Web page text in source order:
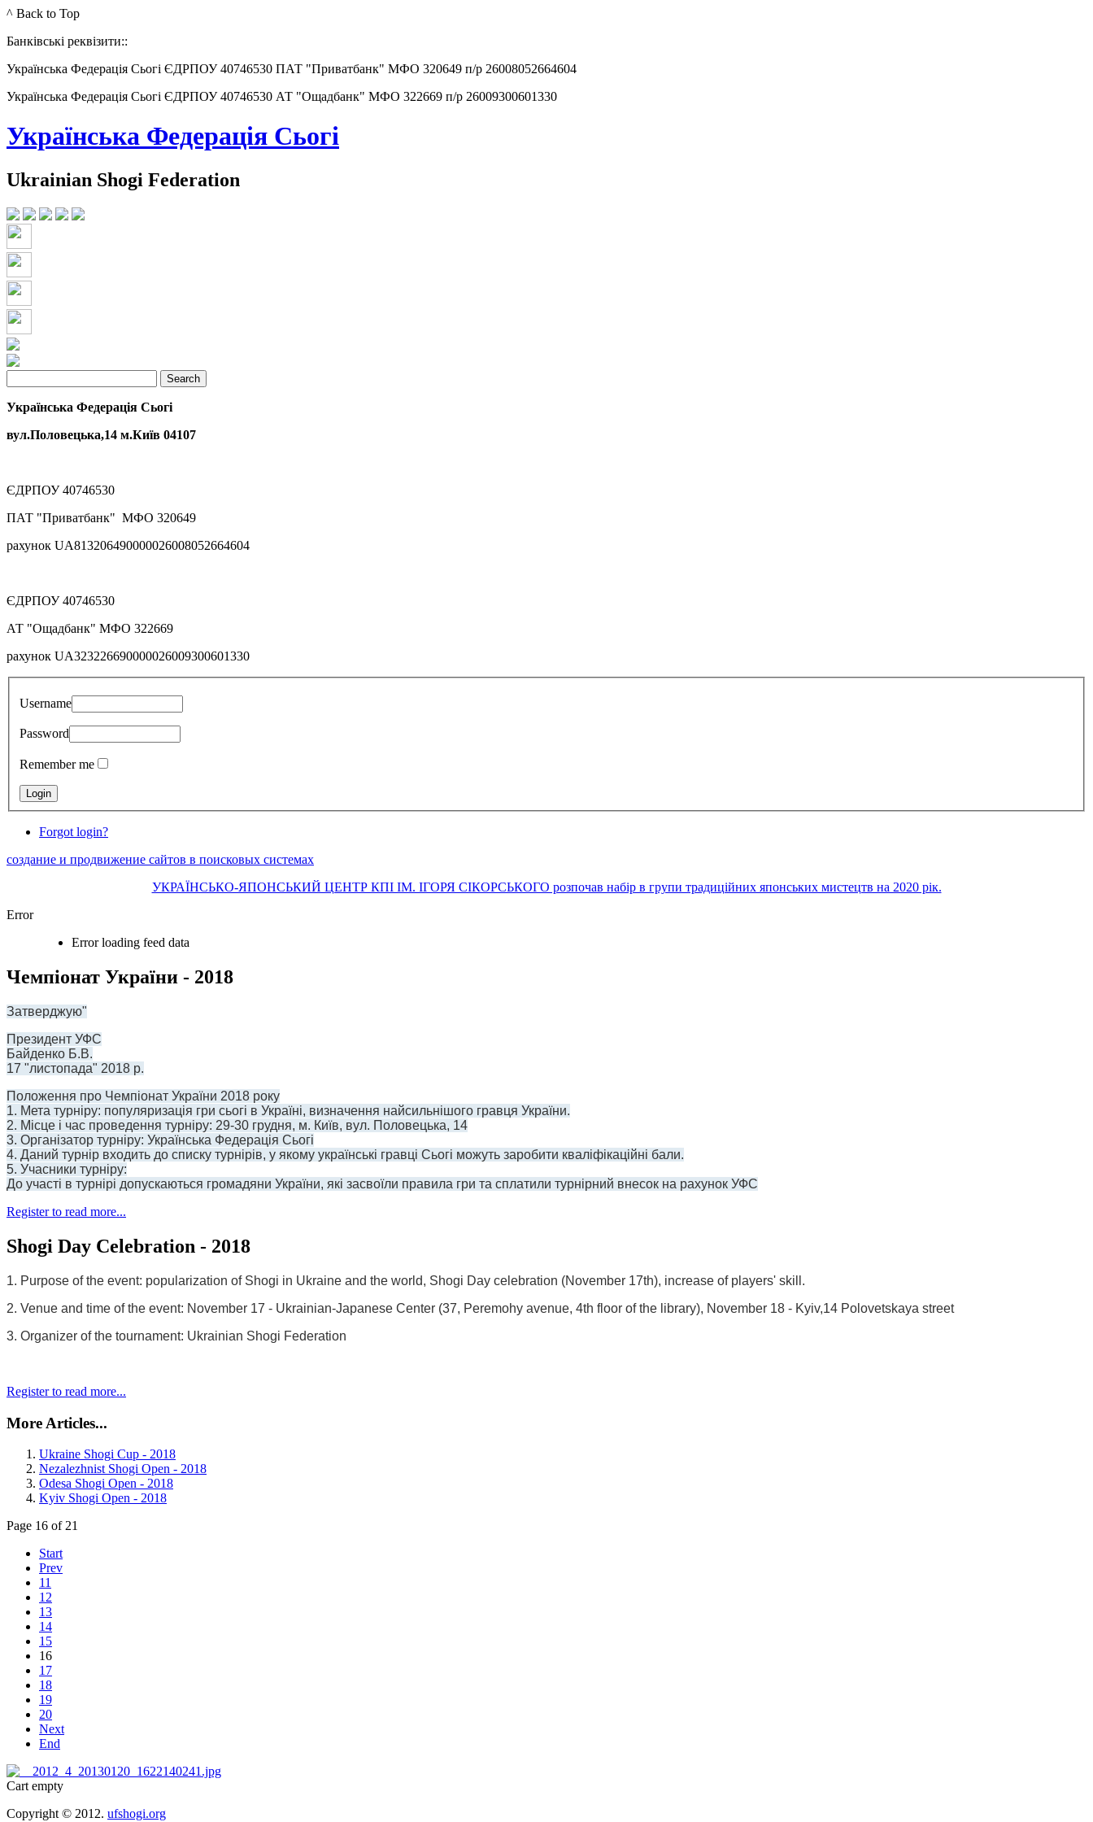
^ Back to Top
Банківські реквізити::
Українська Федерація Сьогі ЄДРПОУ 40746530 ПАТ "Приватбанк" МФО 320649 п/р 26008052664604
Українська Федерація Сьогі ЄДРПОУ 40746530 АТ "Ощадбанк" МФО 322669 п/р 26009300601330
Українська Федерація Сьогі
Ukrainian Shogi Federation
Українська Федерація Сьогі
вул.Половецька,14 м.Київ 04107
ЄДРПОУ 40746530
ПАТ "Приватбанк" МФО 320649
рахунок UA813206490000026008052664604
ЄДРПОУ 40746530
АТ "Ощадбанк" МФО 322669
рахунок UA323226690000026009300601330
Username
Password
Remember me
Forgot login?
создание и продвижение сайтов в поисковых системах
УКРАЇНСЬКО-ЯПОНСЬКИЙ ЦЕНТР КПІ ІМ. ІГОРЯ СІКОРСЬКОГО розпочав набір в групи традиційних японських мистецтв на 2020 рік.
Error
Error loading feed data
Чемпіонат України - 2018
Затверджую"
Президент УФС
Байденко Б.В.
17 "листопада" 2018 р.
Положення про Чемпіонат України 2018 року
1. Мета турніру: популяризація гри сьогі в Україні, визначення найсильнішого гравця України.
2. Місце і час проведення турніру: 29-30 грудня, м. Київ, вул. Половецька, 14
3. Організатор турніру: Українська Федерація Сьогі
4. Даний турнір входить до списку турнірів, у якому українські гравці Сьогі можуть заробити кваліфікаційні бали.
5. Учасники турніру:
До участі в турнірі допускаються громадяни України, які засвоїли правила гри та сплатили турнірний внесок на рахунок УФС
Register to read more...
Shogi Day Celebration - 2018
1. Purpose of the event: popularization of Shogi in Ukraine and the world, Shogi Day celebration (November 17th), increase of players' skill.
2. Venue and time of the event: November 17 - Ukrainian-Japanese Center (37, Peremohy avenue, 4th floor of the library), November 18 - Kyiv,14 Polovetskaya street
3. Organizer of the tournament: Ukrainian Shogi Federation
Register to read more...
More Articles...
Ukraine Shogi Cup - 2018
Nezalezhnist Shogi Open - 2018
Odesa Shogi Open - 2018
Kyiv Shogi Open - 2018
Page 16 of 21
Start
Prev
11
12
13
14
15
16
17
18
19
20
Next
End
Cart empty
Copyright © 2012. ufshogi.org